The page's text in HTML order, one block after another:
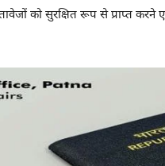
को सुरक्षित रूप से प्राप्त